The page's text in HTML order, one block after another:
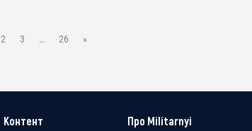
2 3 … 26 »
Контент Про Militarnyi